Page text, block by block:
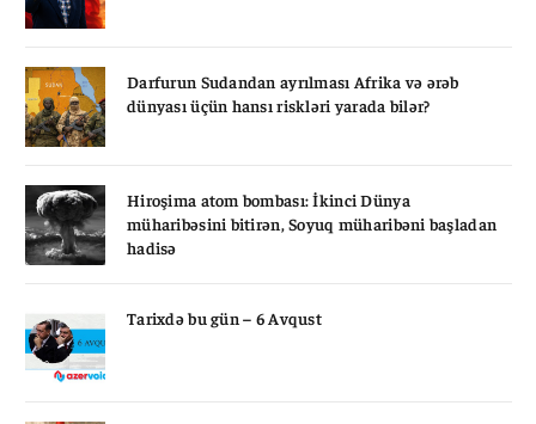
Darfurun Sudandan ayrılması Afrika və ərəb
dünyası üçün hansı riskləri yarada bilər?
Hiroşima atom bombası: İkinci Dünya
müharibəsini bitirən, Soyuq müharibəni başladan
hadisə
Tarixdə bu gün – 6 Avqust